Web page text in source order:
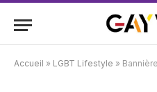
Accueil » LGBT Lifestyle » Bannière de campagne